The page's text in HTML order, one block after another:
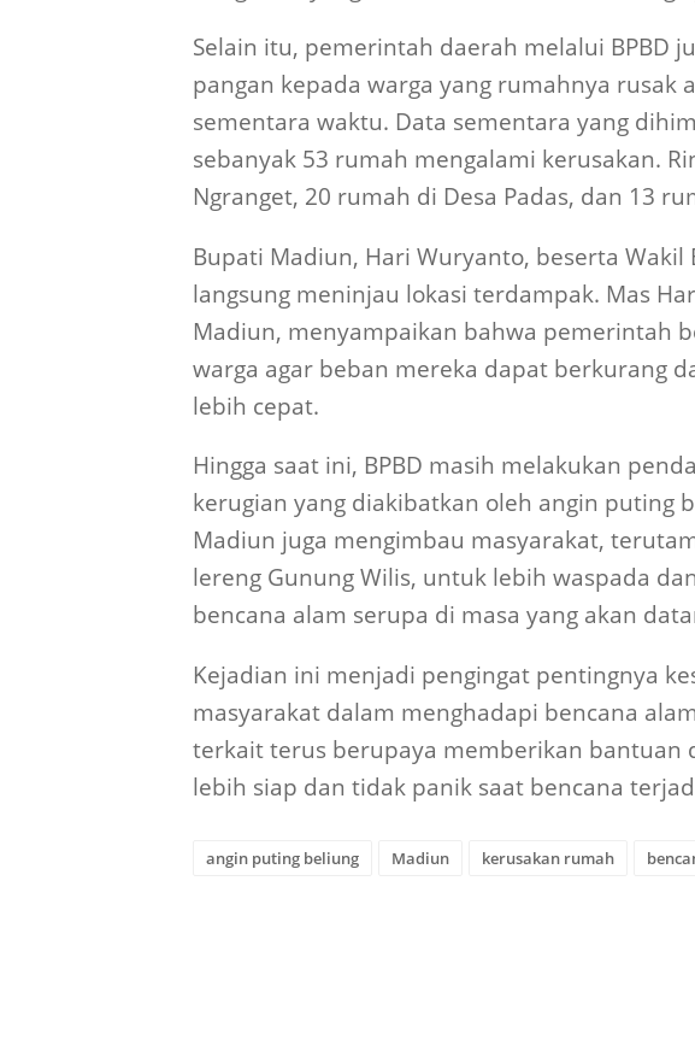
Selain itu, pemerintah daerah melalui BPBD
pangan kepada warga yang rumahnya rusak
sementara waktu. Data sementara yang
sebanyak 53 rumah mengalami kerusakan.
Ngranget, 20 rumah di Desa Padas, dan 13
Bupati Madiun, Hari Wuryanto, beserta Wakil
langsung meninjau lokasi terdampak. Mas
Madiun, menyampaikan bahwa pemerintah
warga agar beban mereka dapat berkurang
lebih cepat.
Hingga saat ini, BPBD masih melakukan
kerugian yang diakibatkan oleh angin puting
Madiun juga mengimbau masyarakat,
lereng Gunung Wilis, untuk lebih waspada
bencana alam serupa di masa yang akan
Kejadian ini menjadi pengingat pentingnya
masyarakat dalam menghadapi bencana
terkait terus berupaya memberikan bantuan
lebih siap dan tidak panik saat bencana
angin puting beliung Madiun kerusakan rumah